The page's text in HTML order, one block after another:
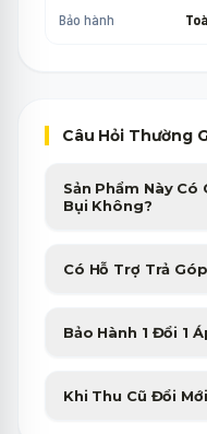
Bảo hành
Câu Hỏi Thường
Sản Phẩm Này Có
Bụi Không?
Sản phẩm được trang
giúp bạn yên tâm sử
Có Hỗ Trợ Trả
Minh Phát Mobile hỗ
công ty tài chính với
Bảo Hành 1 Đổi 1
Sản phẩm bị lỗi phần
tương đương trong 30
Khi Thu Cũ Đổi